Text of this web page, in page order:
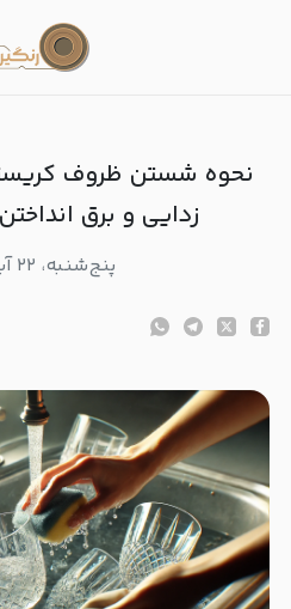
نحوه شستن ظروف
زدایی و برق
پنج‌شنبه، ۲۲ آبان ۱۴۰۴